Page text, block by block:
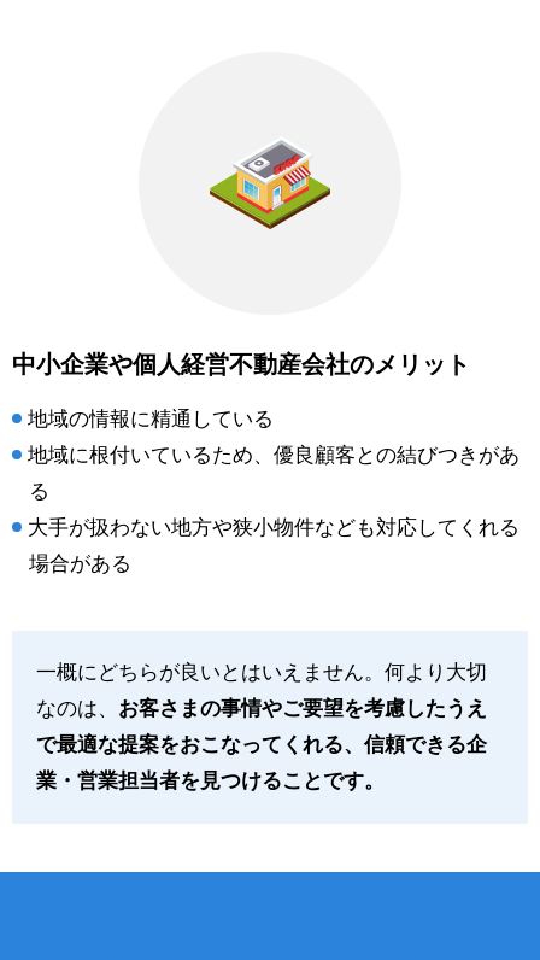
中小企業や個人経営不動産会社のメリット
地域の情報に精通している
地域に根付いているため、優良顧客との結びつきがあ
る
大手が扱わない地方や狭小物件なども対応してくれる
場合がある
一概にどちらが良いとはいえません。何より大切
なのは、 お客さまの事情やご要望を考慮したうえ
で最適な提案をおこなってくれる、信頼できる企
業・営業担当者を見つけることです。